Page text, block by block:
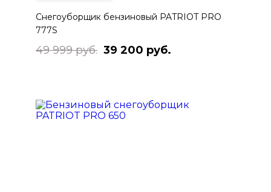
Снегоуборщик бензиновый PATRIOT PRO
777S
49 999 руб. 39 200 руб.